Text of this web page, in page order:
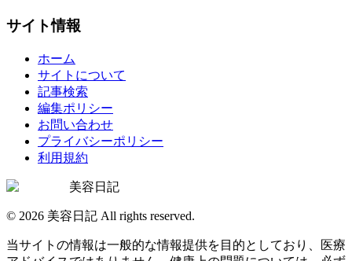
サイト情報
ホーム
サイトについて
記事検索
編集ポリシー
お問い合わせ
プライバシーポリシー
利用規約
美容日記
© 2026 美容日記 All rights reserved.
当サイトの情報は一般的な情報提供を目的としており、医療